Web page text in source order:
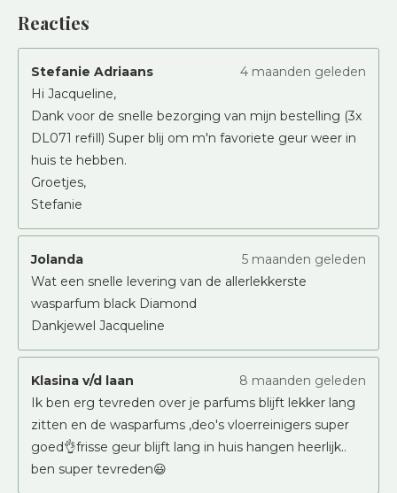
Reacties
Stefanie Adriaans
4 maanden geleden
Hi Jacqueline,
Dank voor de snelle bezorging van mijn bestelling (3x
DL071 refill) Super blij om m'n favoriete geur weer in
huis te hebben.
Groetjes,
Stefanie
Jolanda
5 maanden geleden
Wat een snelle levering van de allerlekkerste
wasparfum black Diamond
Dankjewel Jacqueline
Klasina v/d laan
8 maanden geleden
Ik ben erg tevreden over je parfums blijft lekker lang
zitten en de wasparfums ,deo's vloerreinigers super
goed👌frisse geur blijft lang in huis hangen heerlijk..
ben super tevreden😃